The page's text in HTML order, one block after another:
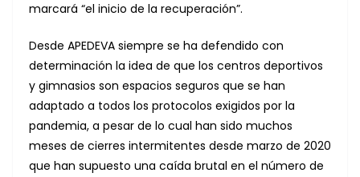
marcará “el inicio de la recuperación”.
Desde APEDEVA siempre se ha defendido con
determinación la idea de que los centros deportivos
y gimnasios son espacios seguros que se han
adaptado a todos los protocolos exigidos por la
pandemia, a pesar de lo cual han sido muchos
meses de cierres intermitentes desde marzo de 2020
que han supuesto una caída brutal en el número de